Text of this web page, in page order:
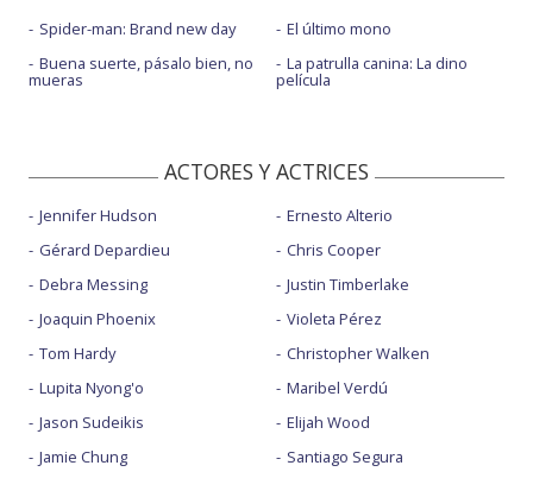
Spider-man: Brand new day
Buena suerte, pásalo bien, no
mueras
El último mono
La patrulla canina: La dino
película
ACTORES Y ACTRICES
Jennifer Hudson
Gérard Depardieu
Debra Messing
Joaquin Phoenix
Tom Hardy
Lupita Nyong'o
Jason Sudeikis
Jamie Chung
Ernesto Alterio
Chris Cooper
Justin Timberlake
Violeta Pérez
Christopher Walken
Maribel Verdú
Elijah Wood
Santiago Segura